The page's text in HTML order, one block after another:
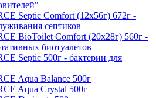
Septic Comfort (12x56г) 672г -
септиков
BioToilet Comfort (20x28г) 560г -
биотуалетов
Septic 500г - бактерии для
Aqua Balance 500г
Aqua Crystal 500г